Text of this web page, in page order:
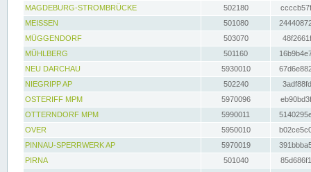
MAGDEBURG-STROMBRÜCKE
502180
MEISSEN
501080
MÜGGENDORF
503070
MÜHLBERG
501160
NEU DARCHAU
5930010
NIEGRIPP AP
502240
OSTERIFF MPM
5970096
OTTERNDORF MPM
5990011
OVER
5950010
PINNAU-SPERRWERK AP
5970019
PIRNA
501040